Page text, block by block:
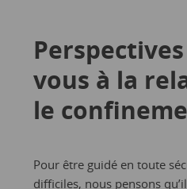
vous à la
le
Pour être guidé en toute
difficiles, nous pensons